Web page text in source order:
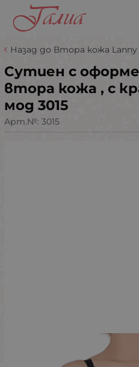
Назад до Втора кожа
Сутиен с
втора кожа , с
мод 3015
Арт.№: 3015